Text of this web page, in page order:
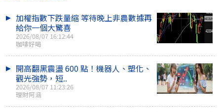
加權指數下跌量縮 等待晚上非農數據再
給你一個大驚喜
2026/08/07 16:12:44
咖啡好喝
開高翻黑震盪 600 點！機器人、塑化、
觀光強勢，短..
2026/08/07 11:23:26
理財阿涵